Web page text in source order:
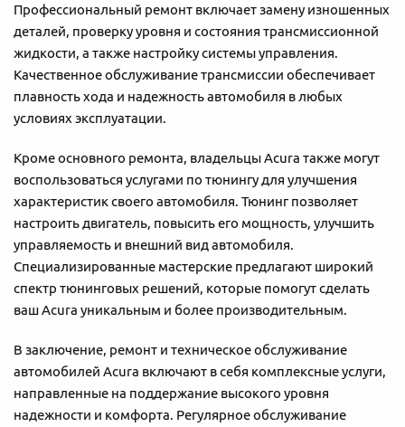
Профессиональный ремонт включает замену изношенных
деталей, проверку уровня и состояния трансмиссионной
жидкости, а также настройку системы управления.
Качественное обслуживание трансмиссии обеспечивает
плавность хода и надежность автомобиля в любых
условиях эксплуатации.
Кроме основного ремонта, владельцы Acura также могут
воспользоваться услугами по тюнингу для улучшения
характеристик своего автомобиля. Тюнинг позволяет
настроить двигатель, повысить его мощность, улучшить
управляемость и внешний вид автомобиля.
Специализированные мастерские предлагают широкий
спектр тюнинговых решений, которые помогут сделать
ваш Acura уникальным и более производительным.
В заключение, ремонт и техническое обслуживание
автомобилей Acura включают в себя комплексные услуги,
направленные на поддержание высокого уровня
надежности и комфорта. Регулярное обслуживание